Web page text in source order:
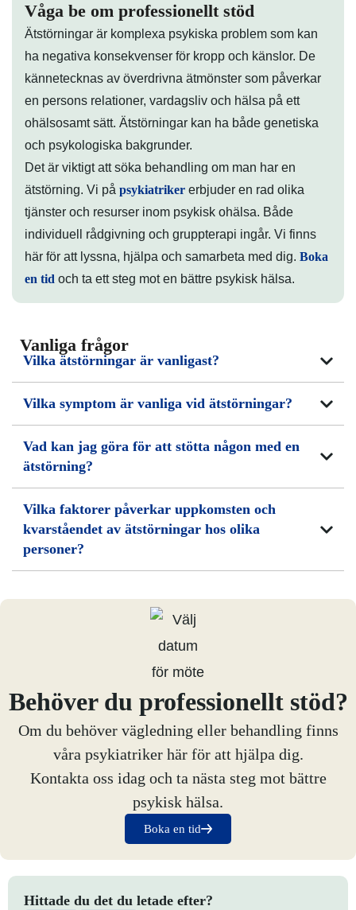
Våga be om professionellt stöd
Ätstörningar är komplexa psykiska problem som kan
ha negativa konsekvenser för kropp och känslor. De
kännetecknas av överdrivna ätmönster som påverkar
en persons relationer, vardagsliv och hälsa på ett
ohälsosamt sätt. Ätstörningar kan ha både genetiska
och psykologiska bakgrunder.
Det är viktigt att söka behandling om man har en
ätstörning. Vi på psykiatriker erbjuder en rad olika
tjänster och resurser inom psykisk ohälsa. Både
individuell rådgivning och gruppterapi ingår. Vi finns
här för att lyssna, hjälpa och samarbeta med dig. Boka
en tid och ta ett steg mot en bättre psykisk hälsa.
Vanliga frågor
Vilka ätstörningar är vanligast?
Vilka symptom är vanliga vid ätstörningar?
Vad kan jag göra för att stötta någon med en
ätstörning?
Vilka faktorer påverkar uppkomsten och
kvarståendet av ätstörningar hos olika
personer?
Behöver du professionellt stöd?
Om du behöver vägledning eller behandling finns
våra psykiatriker här för att hjälpa dig.
Kontakta oss idag och ta nästa steg mot bättre
psykisk hälsa.
Boka en tid
Hittade du det du letade efter?